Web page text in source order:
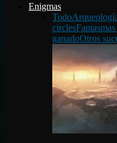
Enigmas
Todo
circles
ganadoOtros